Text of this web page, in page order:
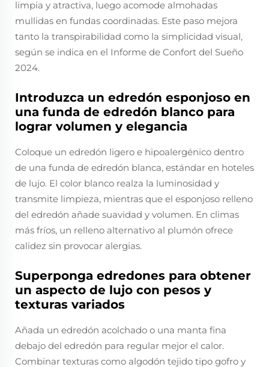
limpia y atractiva, luego acomode almohadas
mullidas en fundas coordinadas. Este paso mejora
tanto la transpirabilidad como la simplicidad visual,
según se indica en el Informe de Confort del Sueño
2024.
Introduzca un edredón esponjoso en
una funda de edredón blanco para
lograr volumen y elegancia
Coloque un edredón ligero e hipoalergénico dentro
de una funda de edredón blanca, estándar en hoteles
de lujo. El color blanco realza la luminosidad y
transmite limpieza, mientras que el esponjoso relleno
del edredón añade suavidad y volumen. En climas
más fríos, un relleno alternativo al plumón ofrece
calidez sin provocar alergias.
Superponga edredones para obtener
un aspecto de lujo con pesos y
texturas variados
Añada un edredón acolchado o una manta fina
debajo del edredón para regular mejor el calor.
Combinar texturas como algodón tejido tipo gofro y